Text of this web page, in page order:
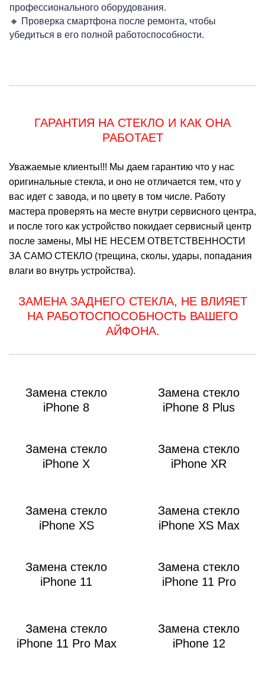
профессионального оборудования.
🔸 Проверка смартфона после ремонта, чтобы
убедиться в его полной работоспособности.
ГАРАНТИЯ НА СТЕКЛО И КАК ОНА
РАБОТАЕТ
Уважаемые клиенты!!! Мы даем гарантию что у нас
оригинальные стекла, и оно не отличается тем, что у
вас идет с завода, и по цвету в том числе. Работу
мастера проверять на месте внутри сервисного центра,
и после того как устройство покидает сервисный центр
после замены, МЫ НЕ НЕСЕМ ОТВЕТСТВЕННОСТИ
ЗА САМО СТЕКЛО (трещина, сколы, удары, попадания
влаги во внутрь устройства).
ЗАМЕНА ЗАДНЕГО СТЕКЛА, НЕ ВЛИЯЕТ
НА РАБОТОСПОСОБНОСТЬ ВАШЕГО
АЙФОНА.
Замена стекло
iPhone 8
Замена стекло
iPhone 8 Plus
Замена стекло
iPhone X
Замена стекло
iPhone XR
Замена стекло
iPhone XS
Замена стекло
iPhone XS Max
Замена стекло
iPhone 11
Замена стекло
iPhone 11 Pro
Замена стекло
iPhone 11 Pro Max
Замена стекло
iPhone 12